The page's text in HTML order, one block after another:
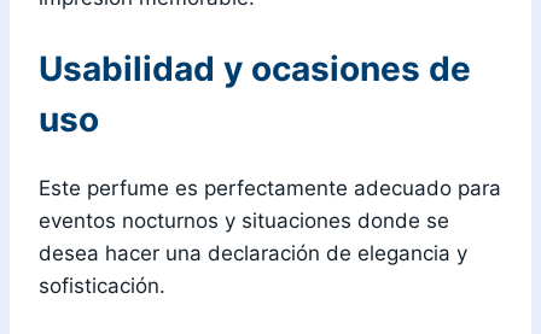
Usabilidad y ocasiones de
uso
Este perfume es perfectamente adecuado para
eventos nocturnos y situaciones donde se
desea hacer una declaración de elegancia y
sofisticación.